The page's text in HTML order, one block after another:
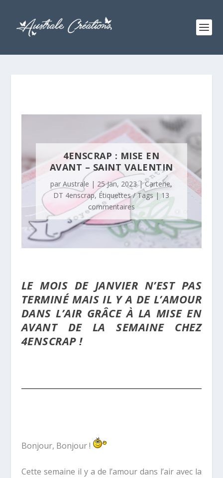
4ENSCRAP : MISE EN
AVANT – SAINT VALENTIN
parAustrale | 25 Jan, 2023|Carterie,
DT 4enscrap, Étiquettes / Tags |13
commentaires
LE MOIS DE JANVIER N’EST PAS
TERMINÉ MAIS IL Y A DE L’AMOUR
DANS L’AIR GRÂCE À LA MISE EN
AVANT DE LA SEMAINE CHEZ
4ENSCRAP !
Bonjour, Bonjour !
Cette semaine il y a de l’amour dans l’air avec la